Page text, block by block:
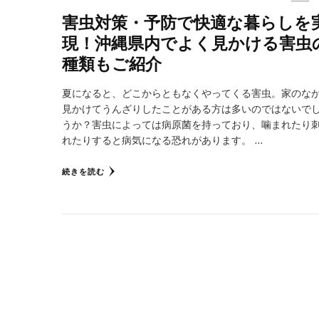
害虫対策・予防で快適な暮らしを
現！沖縄県内でよく見かける害虫
種類もご紹介
夏になると、どこからともなくやってくる害虫。家のな
見かけてうんざりしたことがある方は多いのではないで
うか？害虫によっては病原菌を持っており、噛まれたり
れたりすると病気になる恐れがあります。 …
続きを読む